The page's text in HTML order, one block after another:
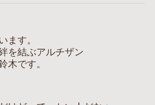
ます。
を結ぶアルチザン
木です。